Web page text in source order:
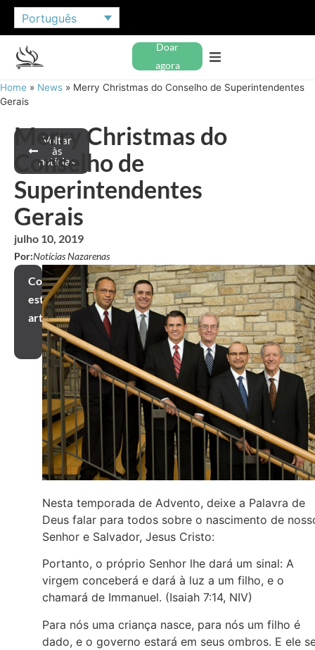
Português
Doar
agora
Home » News » Merry Christmas do Conselho de Superintendentes
Gerais
Voltar
às
notícias
Merry Christmas do
Conselho de
Superintendentes
Gerais
julho 10, 2019
Por:Notícias Nazarenas
Compartilhar
este
artigo
Nesta temporada de Advento, deixe a Palavra de
Deus falar para todos sobre o nascimento de
Senhor e Salvador, Jesus Cristo:
Portanto, o próprio Senhor lhe dará um sinal: A
virgem conceberá e dará à luz a um filho, e o
chamará de Immanuel. (Isaiah 7:14, NIV)
Para nós uma criança nasce, para nós um filho é
dado, e o governo estará em seus ombros. E ele